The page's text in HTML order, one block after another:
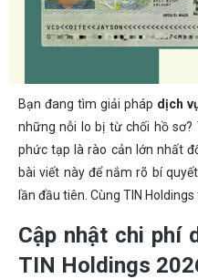
Bạn đang tìm giải pháp dịch
những nỗi lo bị từ chối hồ
phức tạp là rào cản lớn nhất
bài viết này để nắm rõ bí
lần đầu tiên. Cùng TIN
Cập nhật chi phí
TIN Holdings